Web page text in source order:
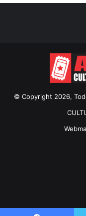
© Copyright 2026,